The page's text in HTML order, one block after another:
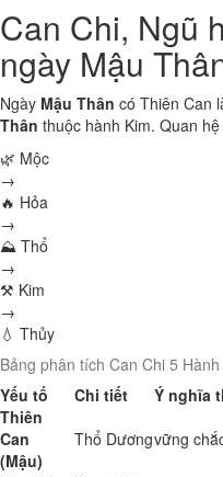
Can Chi, Ngũ
ngày Mậu
Ngày Mậu Thân có Thiên Can
Thân thuộc hành Kim. Quan
🌿 Mộc
→
🔥 Hỏa
→
⛰ Thổ
→
⚒ Kim
→
💧 Thủy
Bảng phân tích Can Chi 5
Yếu tố
Chi tiết
Ý nghĩa
Thiên
Can
(Mậu)
Thổ Dươngvững